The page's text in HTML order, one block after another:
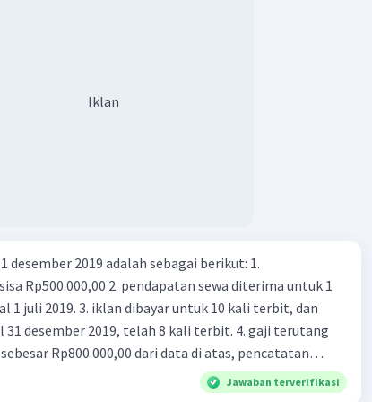
Iklan
desember 2019 adalah sebagai berikut: 1.
sewa diterima untuk 1
untuk 10 kali terbit, dan
desember 2019, telah 8 kali terbit. 4. gaji terutang
Rp800.000,00 dari data di atas, pencatatan
adalah ....
Jawaban terverifikasi